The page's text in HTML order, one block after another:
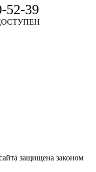
52-39
защищена законом